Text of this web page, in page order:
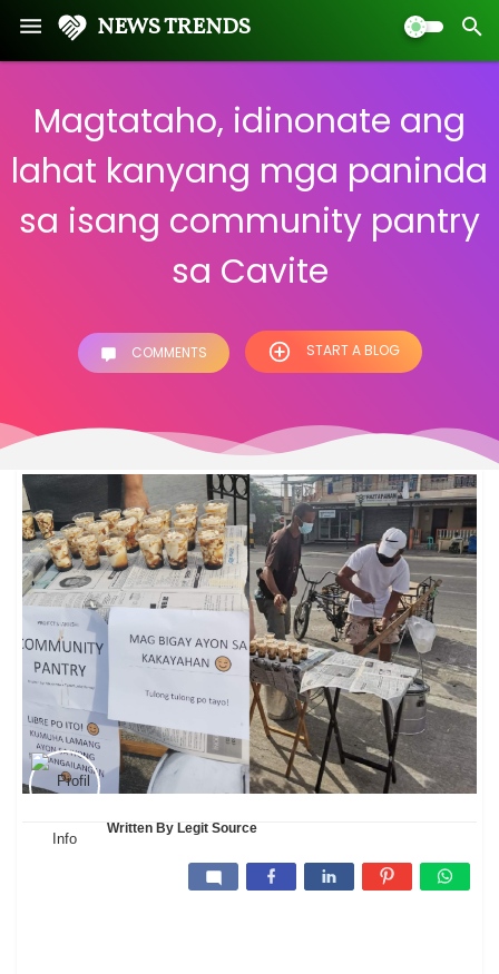
NEWS TRENDS
Magtataho, idinonate ang
lahat kanyang mga paninda
sa isang community pantry
sa Cavite
COMMENTS START A BLOG
Written By Legit Source